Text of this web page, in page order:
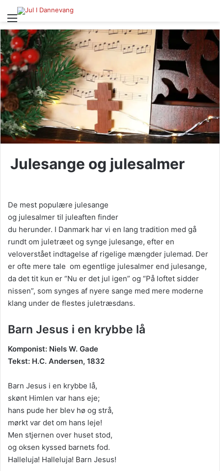
Menu
Julesange og julesalmer
De mest populære julesange
og julesalmer til juleaften finder
du herunder. I Danmark har vi en lang tradition med gå
rundt om juletræet og synge julesange, efter en
veloverstået indtagelse af rigelige mængder julemad. Der
er ofte mere tale om egentlige julesalmer end julesange,
da det tit kun er “Nu er det jul igen” og “På loftet sidder
nissen”, som synges af nyere sange med mere moderne
klang under de flestes juletræsdans.
Barn Jesus i en krybbe lå
Komponist: Niels W. Gade
Tekst: H.C. Andersen, 1832
Barn Jesus i en krybbe lå,
skønt Himlen var hans eje;
hans pude her blev hø og strå,
mørkt var det om hans leje!
Men stjernen over huset stod,
og oksen kyssed barnets fod.
Halleluja! Halleluja! Barn Jesus!